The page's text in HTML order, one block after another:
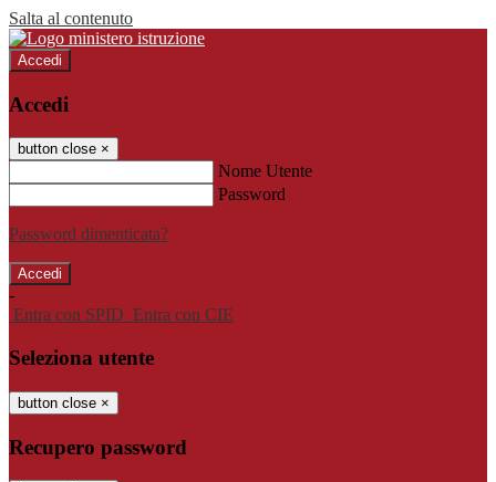
Salta al contenuto
Accedi
Accedi
button close ×
Nome Utente
Password
Password dimenticata?
-
Entra con SPID Entra con CIE
Seleziona utente
button close ×
Recupero password